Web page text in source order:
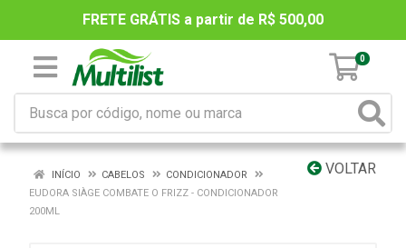
FRETE GRÁTIS a partir de R$ 500,00
0
VOLTAR
INÍCIO CABELOS
CONDICIONADOR
EUDORA SIÀGE COMBATE O FRIZZ - CONDICIONADOR
200ML